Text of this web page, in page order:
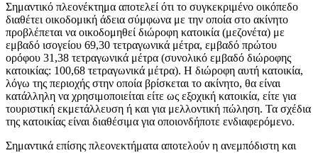
Σημαντικό πλεονέκτημα αποτελεί ότι το συγκεκριμένο οικόπεδο
διαθέτει οικοδομική άδεια σύμφωνα με την οποία στο ακίνητο
προβλέπεται να οικοδομηθεί διώροφη κατοικία (μεζονέτα) με
εμβαδό ισογείου 69,30 τετραγωνικά μέτρα, εμβαδό πρώτου
ορόφου 31,38 τετραγωνικά μέτρα (συνολικό εμβαδό διώροφης
κατοικίας: 100,68 τετραγωνικά μέτρα). Η διώροφη αυτή κατοικία,
λόγω της περιοχής στην οποία βρίσκεται το ακίνητο, θα είναι
κατάλληλη να χρησιμοποιείται είτε ως εξοχική κατοικία, είτε για
τουριστική εκμετάλλευση ή και για μελλοντική πώληση. Τα σχέδια
της κατοικίας είναι διαθέσιμα για οποιονδήποτε ενδιαφερόμενο.
Σημαντικά επίσης πλεονεκτήματα αποτελούν η ανεμπόδιστη και